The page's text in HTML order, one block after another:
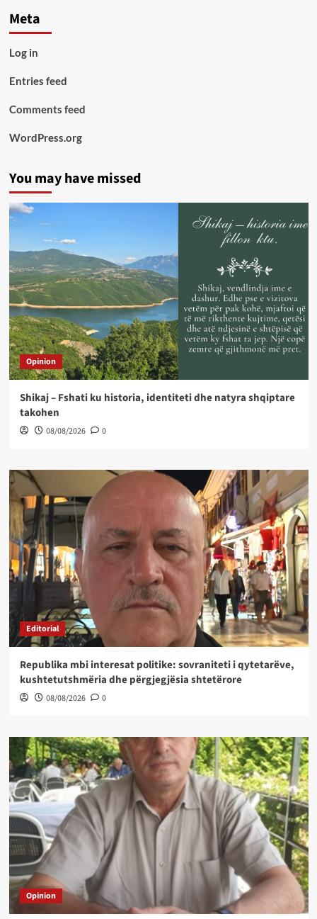
Meta
Log in
Entries feed
Comments feed
WordPress.org
You may have missed
Opinion
Shikaj – Fshati ku historia, identiteti dhe natyra shqiptare
takohen
08/08/2026 0
Editorial
Republika mbi interesat politike: sovraniteti i qytetarëve,
kushtetutshmëria dhe përgjegjësia shtetërore
08/08/2026 0
Opinion